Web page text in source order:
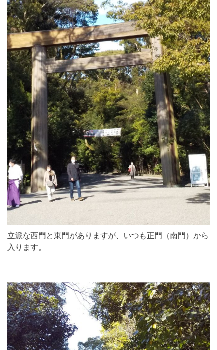
立派な西門と東門がありますが、いつも正門（南門）から
入ります。